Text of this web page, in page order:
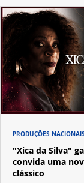
"Xica da Silva"
convida uma
clássico
PRODUÇÕES NACIONAIS